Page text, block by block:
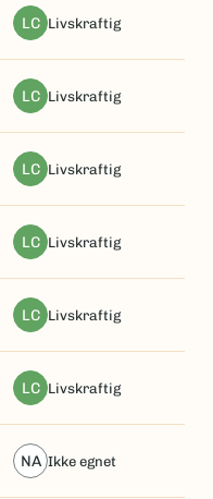
LC livskraftig
LC livskraftig
LC livskraftig
LC livskraftig
LC livskraftig
LC livskraftig
NA ikke egnet